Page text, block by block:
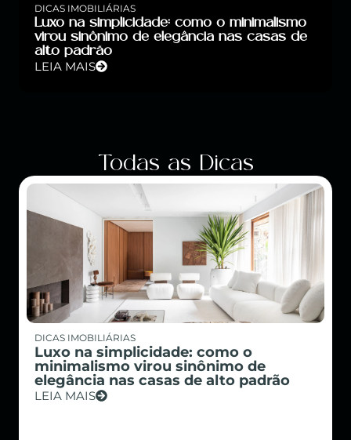
DICAS IMOBILIÁRIAS
Luxo na simplicidade: como o minimalismo
virou sinônimo de elegância nas casas de
alto padrão
LEIA MAIS
Todas as Dicas
DICAS IMOBILIÁRIAS
Luxo na simplicidade: como o
minimalismo virou sinônimo de
elegância nas casas de alto padrão
LEIA MAIS